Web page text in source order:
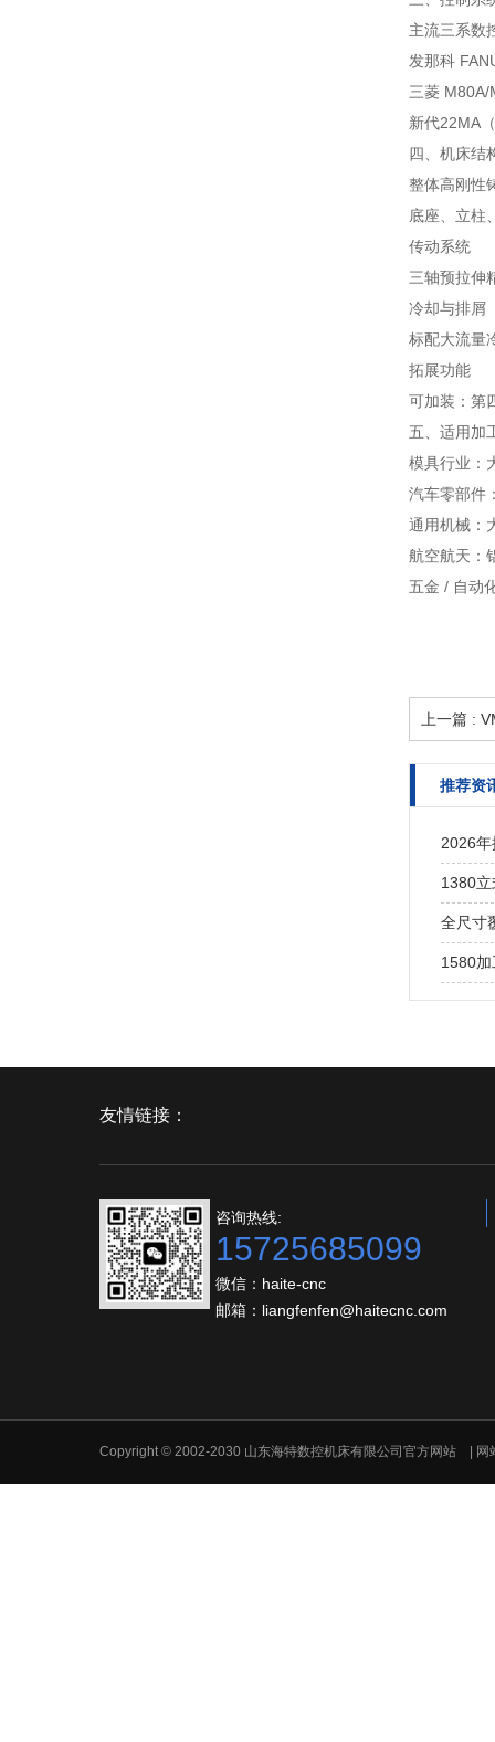
主流三系数
发那科
三菱 M80A/
新代22MA
四、机床结
整体高刚性
底座、立柱
传动系统
三轴预拉伸
冷却与排屑
标配大流量
拓展功能
可加装：第
五、适用加
模具行业：
汽车零部件
通用机械：
航空航天：
五金 / 自动
上一篇 :
推荐资
2026
1380
全尺寸
1580
友情链接：
咨询热线:
15725685099
微信：haite-cnc
邮箱：liangfenfen@haitecnc.com
Copyright © 2002-2030 山东海特数控机床有限公司官方网站 | 网